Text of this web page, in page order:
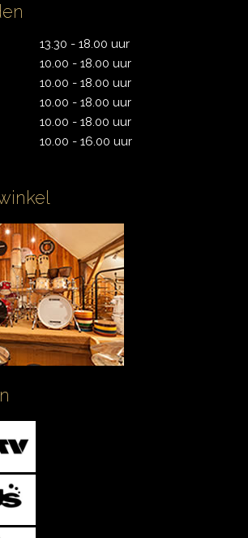
13.30 - 18.00 uur
10.00 - 18.00 uur
10.00 - 18.00 uur
10.00 - 18.00 uur
10.00 - 18.00 uur
10.00 - 16.00 uur